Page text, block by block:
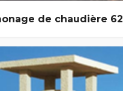
de chaudière 62